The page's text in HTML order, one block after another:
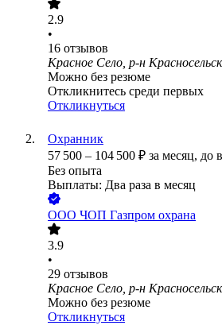
2.9
•
16 отзывов
Красное Село, р-н
Можно без резюме
Откликнитесь среди первых
Откликнуться
Охранник
57 500 – 104 500 ₽ за месяц, до
Без опыта
Выплаты: Два раза в месяц
ООО ЧОП Газпром охрана
3.9
•
29 отзывов
Красное Село, р-н
Можно без резюме
Откликнуться